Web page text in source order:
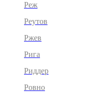
Реж
Реутов
Ржев
Рига
Риддер
Ровно